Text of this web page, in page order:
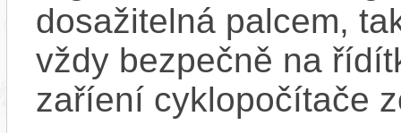
dosažitelná palcem,
vždy bezpečně na
zaříení cyklopočítače